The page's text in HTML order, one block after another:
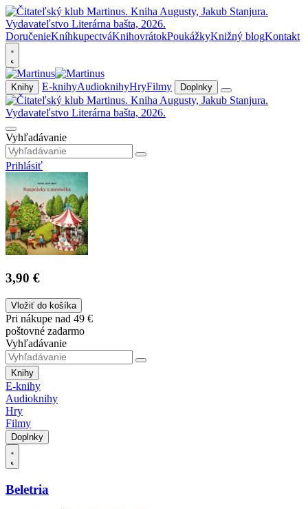
DoručenieKníhkupectváKnihovrátokPoukážkyKnižný blogKontakt
Knihy E-knihyAudioknihyHryFilmy Doplnky
Vyhľadávanie
Prihlásiť
3,90 €
Vložiť do košíka
Pri nákupe nad 49 €
poštovné zadarmo
Vyhľadávanie
Knihy
E-knihy
Audioknihy
Hry
Filmy
Doplnky
Beletria